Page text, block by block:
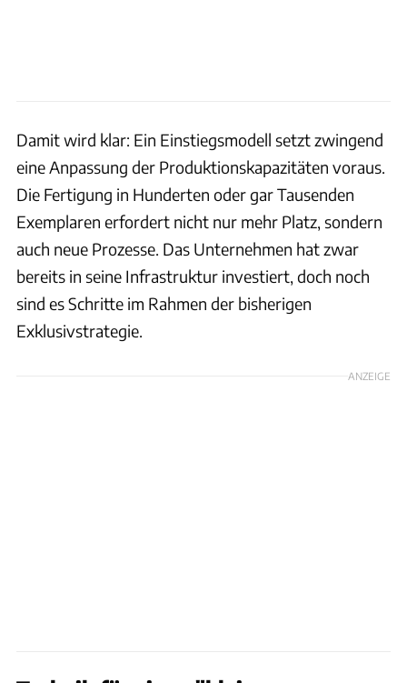
Damit wird klar: Ein Einstiegsmodell setzt zwingend
eine Anpassung der Produktionskapazitäten voraus.
Die Fertigung in Hunderten oder gar Tausenden
Exemplaren erfordert nicht nur mehr Platz, sondern
auch neue Prozesse. Das Unternehmen hat zwar
bereits in seine Infrastruktur investiert, doch noch
sind es Schritte im Rahmen der bisherigen
Exklusivstrategie.
ANZEIGE